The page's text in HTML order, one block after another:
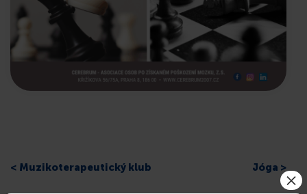
< Muzikoterapeutický klub Jóga >
×